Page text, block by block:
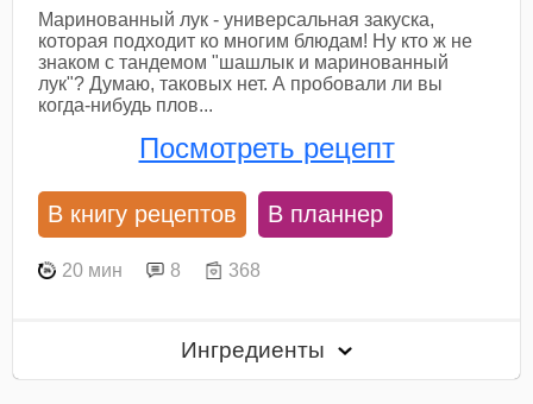
Маринованный лук - универсальная закуска,
которая подходит ко многим блюдам! Ну кто ж не
знаком с тандемом "шашлык и маринованный
лук"? Думаю, таковых нет. А пробовали ли вы
когда-нибудь плов...
Посмотреть рецепт
В книгу рецептов В планнер
20 мин 8 368
Ингредиенты